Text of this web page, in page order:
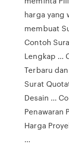
harga yang
membuat
Contoh
Lengkap ...
Terbaru
Surat
Desain ...
Penawaran
Harga
...